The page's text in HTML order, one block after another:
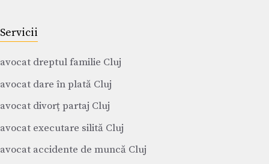
Servicii
avocat dreptul familie Cluj
avocat dare în plată Cluj
avocat divorț partaj Cluj
avocat executare silită Cluj
avocat accidente de muncă Cluj